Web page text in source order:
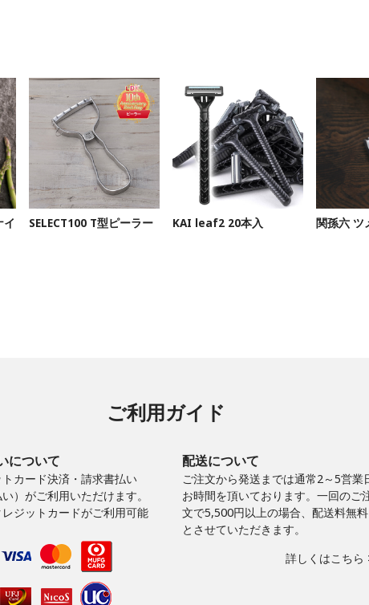
イ
SELECT100 T型ピーラー KAI leaf2 20本入 関孫六
ご利用ガイド
について
カード決済・請求書払い
い）がご利用いただけます。
ジットカードがご利用可能
配送について
ご注文から発送までは通常2～5営業
お時間を頂いております。一回のご
文で5,500円以上の場合、配送料無料
とさせていただきます。
詳しくはこちら